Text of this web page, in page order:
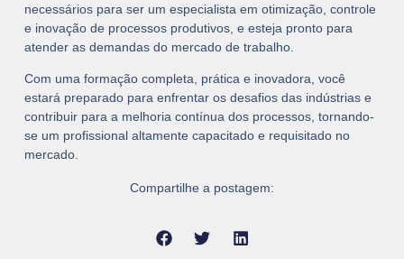
necessários para ser um especialista em otimização, controle
e inovação de processos produtivos, e esteja pronto para
atender as demandas do mercado de trabalho.
Com uma formação completa, prática e inovadora, você
estará preparado para enfrentar os desafios das indústrias e
contribuir para a melhoria contínua dos processos, tornando-
se um profissional altamente capacitado e requisitado no
mercado.
Compartilhe a postagem: